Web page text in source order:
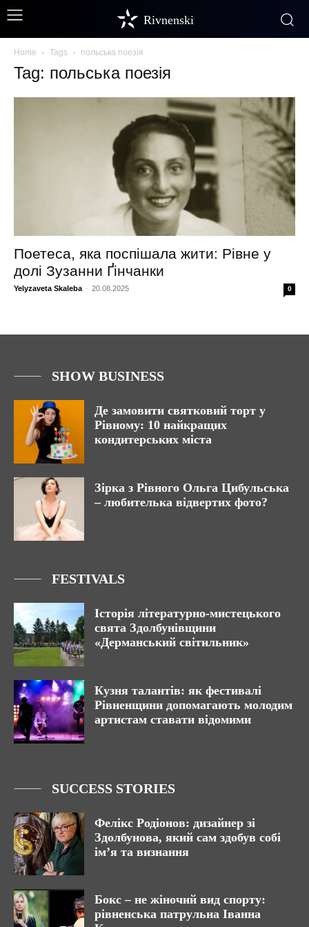
Rivnenski
Home Tags польська поезія
Tag: польська поезія
Поетеса, яка поспішала жити: Рівне у
долі Зузанни Ґінчанки
Yelyzaveta Skaleba - 20.08.2025 0
SHOW BUSINESS
Де замовити святковий торт у
Рівному: 10 найкращих
кондитерських міста
Зірка з Рівного Ольга Цибульська
– любителька відвертих фото?
FESTIVALS
Історія літературно-мистецького
свята Здолбунівщини
«Дерманський світильник»
Кузня талантів: як фестивалі
Рівненщини допомагають молодим
артистам ставати відомими
SUCCESS STORIES
Фелікс Родіонов: дизайнер зі
Здолбунова, який сам здобув собі
ім’я та визнання
Бокс – не жіночий вид спорту:
рівненська патрульна Іванна